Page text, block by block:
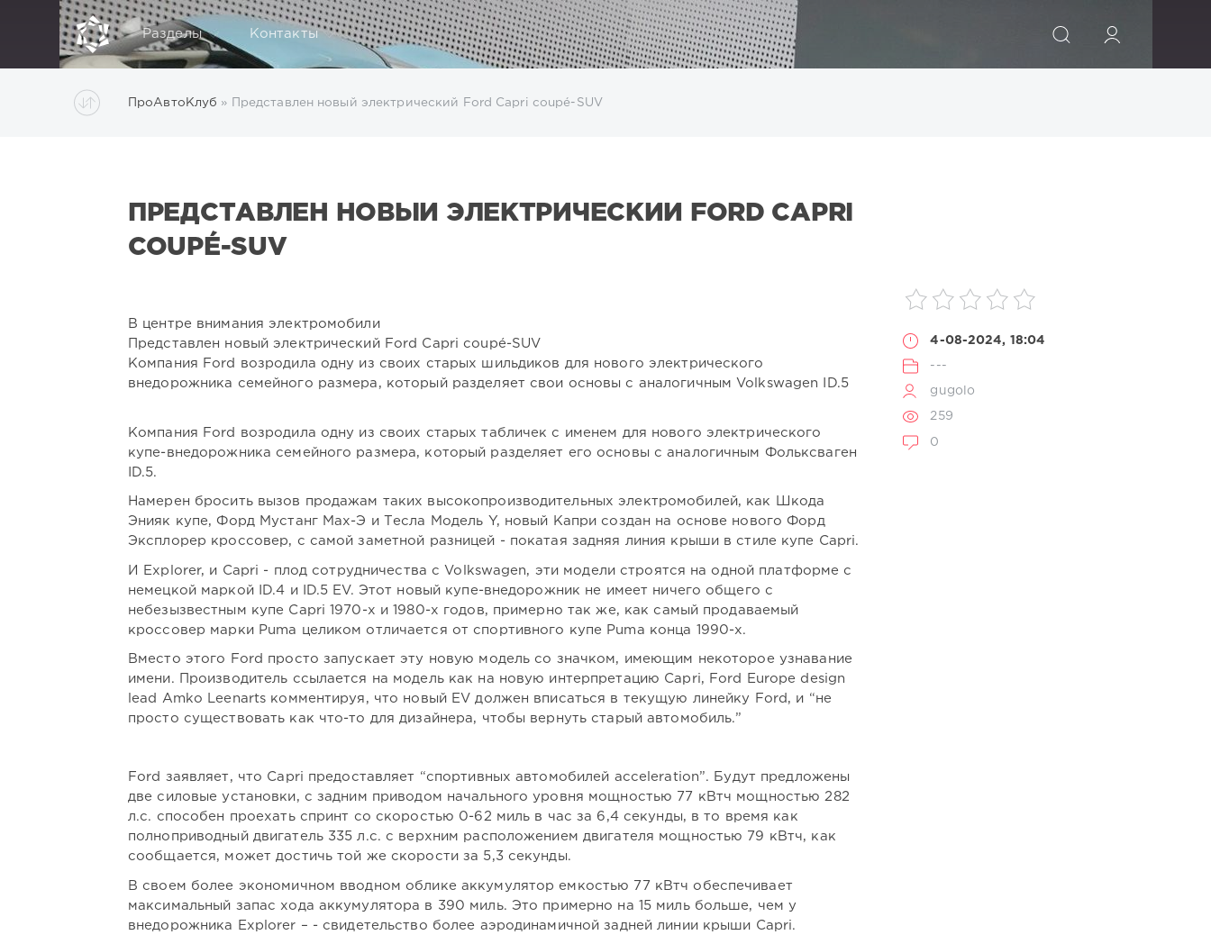
ИСКАТЬ
Разделы Контакты
ПроАвтоКлуб » Представлен новый электрический Ford Capri coupé-SUV
ПРЕДСТАВЛЕН НОВЫЙ ЭЛЕКТРИЧЕСКИЙ FORD CAPRI
COUPÉ-SUV
4-08-2024, 18:04
---
gugolo
259
0
В центре внимания электромобили
Представлен новый электрический Ford Capri coupé-SUV
Компания Ford возродила одну из своих старых шильдиков для нового электрического
внедорожника семейного размера, который разделяет свои основы с аналогичным Volkswagen ID.5
Компания Ford возродила одну из своих старых табличек с именем для нового электрического
купе-внедорожника семейного размера, который разделяет его основы с аналогичным Фольксваген
ID.5.
Намерен бросить вызов продажам таких высокопроизводительных электромобилей, как Шкода
Энияк купе, Форд Мустанг Мах-Э и Тесла Модель Y, новый Капри создан на основе нового Форд
Эксплорер кроссовер, с самой заметной разницей - покатая задняя линия крыши в стиле купе Capri.
И Explorer, и Capri - плод сотрудничества с Volkswagen, эти модели строятся на одной платформе с
немецкой маркой ID.4 и ID.5 EV. Этот новый купе-внедорожник не имеет ничего общего с
небезызвестным купе Capri 1970-х и 1980-х годов, примерно так же, как самый продаваемый
кроссовер марки Puma целиком отличается от спортивного купе Puma конца 1990-х.
Вместо этого Ford просто запускает эту новую модель со значком, имеющим некоторое узнавание
имени. Производитель ссылается на модель как на новую интерпретацию Capri, Ford Europe design
lead Amko Leenarts комментируя, что новый EV должен вписаться в текущую линейку Ford, и “не
просто существовать как что-то для дизайнера, чтобы вернуть старый автомобиль.”
Ford заявляет, что Capri предоставляет “спортивных автомобилей acceleration”. Будут предложены
две силовые установки, с задним приводом начального уровня мощностью 77 кВтч мощностью 282
л.с. способен проехать спринт со скоростью 0-62 миль в час за 6,4 секунды, в то время как
полноприводный двигатель 335 л.с. с верхним расположением двигателя мощностью 79 кВтч, как
сообщается, может достичь той же скорости за 5,3 секунды.
В своем более экономичном вводном облике аккумулятор емкостью 77 кВтч обеспечивает
максимальный запас хода аккумулятора в 390 миль. Это примерно на 15 миль больше, чем у
внедорожника Explorer – - свидетельство более аэродинамичной задней линии крыши Capri.